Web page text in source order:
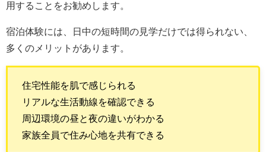
用することをお勧めします。
宿泊体験には、日中の短時間の見学だけでは得られない、
多くのメリットがあります。
住宅性能を肌で感じられる
リアルな生活動線を確認できる
周辺環境の昼と夜の違いがわかる
家族全員で住み心地を共有できる